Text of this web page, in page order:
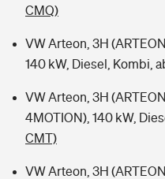
CMQ)
VW Arteon, 3H
140 kW, Diesel, Kombi,
VW Arteon, 3H
4MOTION), 140 kW,
CMT)
VW Arteon, 3H